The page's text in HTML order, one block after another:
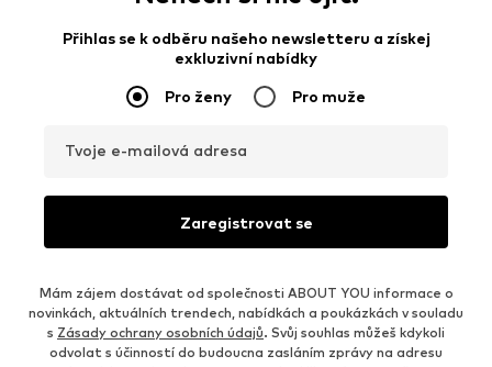
Přihlas se k odběru našeho newsletteru a získej
exkluzivní nabídky
Pro ženy Pro muže
Tvoje e-mailová adresa
Zaregistrovat se
Mám zájem dostávat od společnosti ABOUT YOU informace o
novinkách, aktuálních trendech, nabídkách a poukázkách v souladu
s Zásady ochrany osobních údajů. Svůj souhlas můžeš kdykoli
odvolat s účinností do budoucna zasláním zprávy na adresu